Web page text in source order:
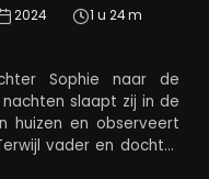
2024 1 u 24 m
Sophie naar de
slaapt zij in de
huizen en observeert
vader en dochter
gedrag van